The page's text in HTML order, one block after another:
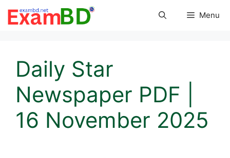
Menu
Daily Star
Newspaper PDF |
16 November 2025